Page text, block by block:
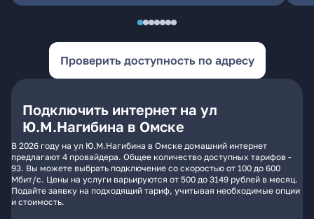
Проверить доступность по адресу
Подключить интернет на ул
Ю.М.Нагибина в Омске
В 2026 году на ул Ю.М.Нагибина в Омске домашний интернет
предлагают 4 провайдера. Общее количество доступных тарифов -
93. Вы можете выбрать подключение со скоростью от 100 до 600
Мбит/с. Цены на услуги варьируются от 500 до 3149 рублей в месяц.
Подайте заявку на подходящий тариф, учитывая необходимые опции
и стоимость.